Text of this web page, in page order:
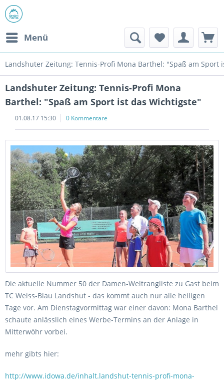
Menü
Landshuter Zeitung: Tennis-Profi Mona Barthel: "Spaß am Sport
Landshuter Zeitung: Tennis-Profi Mona
Barthel: "Spaß am Sport ist das Wichtigste"
01.08.17 15:30 0 Kommentare
Die aktuelle Nummer 50 der Damen-Weltrangliste zu Gast beim
TC Weiss-Blau Landshut - das kommt auch nur alle heiligen
Tage vor. Am Dienstagvormittag war einer davon: Mona Barthel
schaute anlässlich eines Werbe-Termins an der Anlage in
Mitterwöhr vorbei.
mehr gibts hier:
http://www.idowa.de/inhalt.landshut-tennis-profi-mona-